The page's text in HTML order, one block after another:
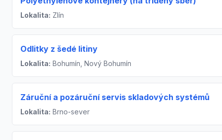
Lokalita: Zlín
Odlitky z šedé litiny
Lokalita: Bohumín, Nový Bohumín
Záruční a pozáruční servis skladových systémů
Lokalita: Brno-sever